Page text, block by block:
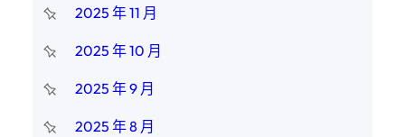
2025 年 11 月
2025 年 10 月
2025 年 9 月
2025 年 8 月